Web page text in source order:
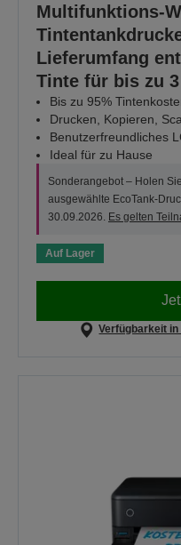
Multifunktions-
Lieferumfang
Tinte für bis zu
Bis zu 95%
Drucken, Kopieren,
Benutzerfreundliches
Ideal für zu Hause
Sonderangebot – Holen
ausgewählte EcoTank-
30.09.2026. Es gelten
Auf Lager
Verfügbarkeit in